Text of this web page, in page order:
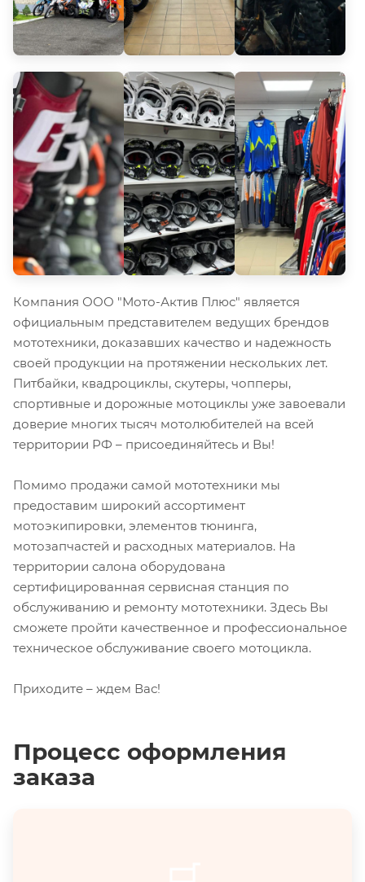
Компания ООО "Мото-Актив Плюс" является
официальным представителем ведущих брендов
мототехники, доказавших качество и надежность
своей продукции на протяжении нескольких лет.
Питбайки, квадроциклы, скутеры, чопперы,
спортивные и дорожные мотоциклы уже завоевали
доверие многих тысяч мотолюбителей на всей
территории РФ – присоединяйтесь и Вы!
Помимо продажи самой мототехники мы
предоставим широкий ассортимент
мотоэкипировки, элементов тюнинга,
мотозапчастей и расходных материалов. На
территории салона оборудована
сертифицированная сервисная станция по
обслуживанию и ремонту мототехники. Здесь Вы
сможете пройти качественное и профессиональное
техническое обслуживание своего мотоцикла.
Приходите – ждем Вас!
Процесс оформления
заказа